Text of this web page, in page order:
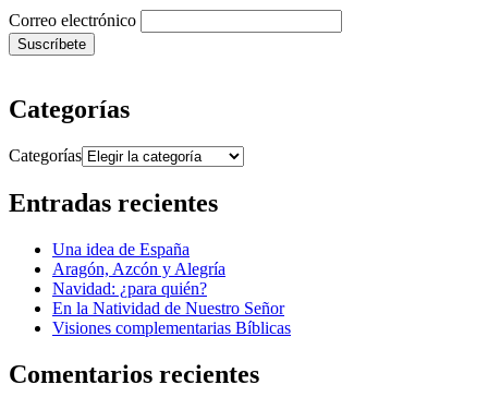
Correo electrónico
Categorías
Categorías
Entradas recientes
Una idea de España
Aragón, Azcón y Alegría
Navidad: ¿para quién?
En la Natividad de Nuestro Señor
Visiones complementarias Bíblicas
Comentarios recientes